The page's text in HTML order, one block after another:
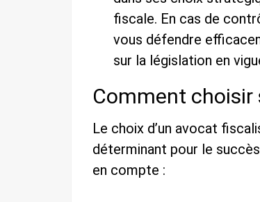
fiscale. En cas de
vous défendre
sur la législation en
Comment
Le choix d’un avocat
déterminant pour le
en compte :